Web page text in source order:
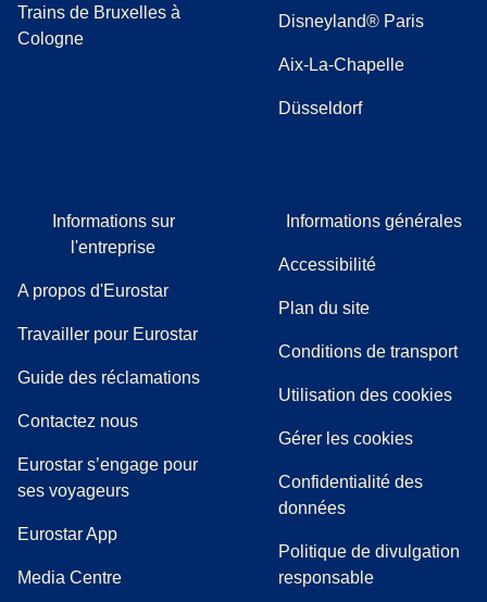
Trains de Bruxelles à
Cologne
Disneyland® Paris
Aix-La-Chapelle
Düsseldorf
Informations sur
l'entreprise
A propos d'Eurostar
Travailler pour Eurostar
Guide des réclamations((
Contactez nous
Eurostar s’engage pour
ses voyageurs
Eurostar App
Media Centre( Ouvre un nouvel onglet)
Informations générales
Accessibilité
Plan du site
Conditions de transport
Utilisation des cookies
Gérer les cookies
Confidentialité des
données
Politique de divulgation
responsable